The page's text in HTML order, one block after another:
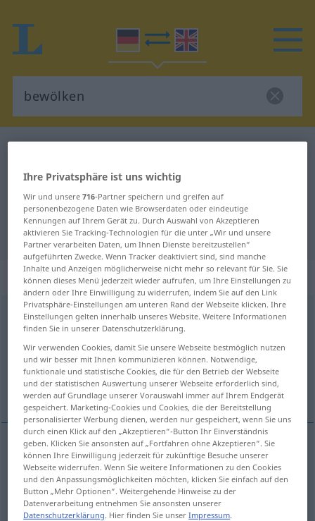
Deutsch-Englisch Übersetzung für
"bewölken"
"bewölken" Englisch Übersetzung
„bewölken“: reflexives Verb
bewölkenv/r <keinge-;h >
Übersicht aller Übersetzungen
(Für mehr Details die Übersetzung anklicken/antippen)
darken, become gloomy
Beispiele
sich bewölken vom Himmel
cloudover,get cloudy,become overcast
Ihre Privatsphäre ist uns wichtig
Wir und unsere716-Partner speichern und greifen auf
personenbezogene Daten wie Browserdaten oder eindeutige
Kennungen auf Ihrem Gerät zu. Durch Auswahl von Akzeptieren
aktivieren Sie Tracking-Technologien für die unter „Wir und unsere
Partner verarbeiten Daten, um Ihnen Dienste bereitzustellen“
aufgeführten Zwecke. Wenn Tracker deaktiviert sind, sind manche
Inhalte und Anzeigen möglicherweise nicht mehr so relevant für Sie. Sie
können dieses Menü jederzeit wieder aufrufen, um Ihre Einstellungen zu
ändern oder Ihre Einwilligung zu widerrufen, indem Sie auf den Link
Privatsphäre-Einstellungen am unteren Rand der Webseite klicken. Ihre
Einstellungen gelten innerhalb unseres Website. Weitere Informationen
finden Sie in unserer Datenschutzerklärung.
Wir verwenden Cookies, damit Sie unsere Webseite bestmöglich nutzen
und wir besser mit Ihnen kommunizieren können. Notwendige,
funktionale und statistische Cookies, die für den Betrieb der Webseite
und der statistischen Auswertung unserer Webseite erforderlich sind,
werden auf Grundlage unserer Vorauswahl immer auf Ihrem Endgerät
gespeichert. Marketing-Cookies und Cookies, die der Bereitstellung
personalisierter Werbung dienen, werden nur gespeichert, wenn Sie uns
durch einen Klick auf den „Akzeptieren“-Button Ihr Einverständnis
geben. Klicken Sie ansonsten auf „Fortfahren ohne Akzeptieren“. Sie
können Ihre Einwilligung jederzeit für zukünftige Besuche unserer
Webseite widerrufen. Wenn Sie weitere Informationen zu den Cookies
und den Anpassungsmöglichkeiten möchten, klicken Sie einfach auf den
Button „Mehr Optionen“. Weitergehende Hinweise zu der
Datenverarbeitung entnehmen Sie ansonsten unserer
Datenschutzerklärung. Hier finden Sie unserImpressum.